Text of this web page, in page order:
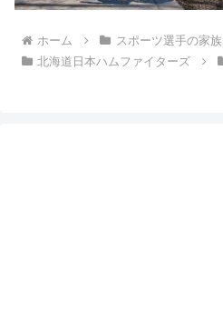
ホーム スポーツ選手の家族
北海道日本ハムファイターズ